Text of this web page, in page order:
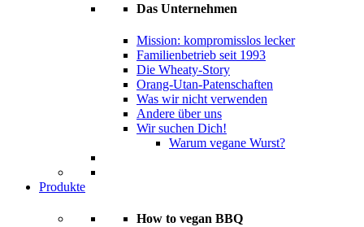
Das Unternehmen
Mission: kompromisslos lecker
Familienbetrieb seit 1993
Die Wheaty-Story
Orang-Utan-Patenschaften
Was wir nicht verwenden
Andere über uns
Wir suchen Dich!
Warum vegane Wurst?
Produkte
How to vegan BBQ